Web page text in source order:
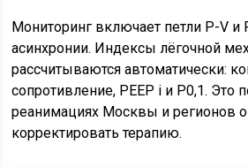
Мониторинг включает петли P-V и
асинхронии. Индексы лёгочной
рассчитываются автоматически:
сопротивление, PEEP i и P0,1. Это
реанимациях Москвы и регионов
корректировать терапию.